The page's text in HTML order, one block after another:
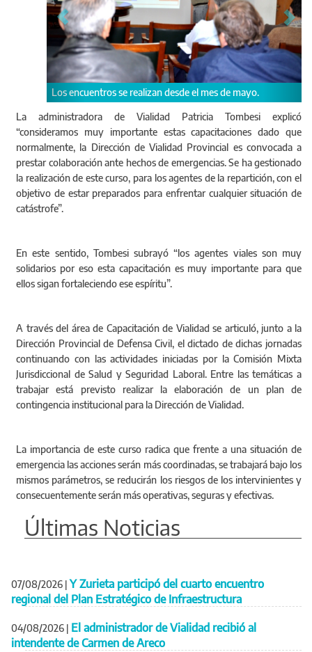
realizan desde el mes de mayo.
Entre las actividades está
La administradora de Vialidad Patricia Tombesi explicó
“consideramos muy importante estas capacitaciones dado que
normalmente, la Dirección de Vialidad Provincial es convocada a
prestar colaboración ante hechos de emergencias. Se ha gestionado
la realización de este curso, para los agentes de la repartición, con el
objetivo de estar preparados para enfrentar cualquier situación de
catástrofe”.
En este sentido, Tombesi subrayó “los agentes viales son muy
solidarios por eso esta capacitación es muy importante para que
ellos sigan fortaleciendo ese espíritu”.
A través del área de Capacitación de Vialidad se articuló, junto a la
Dirección Provincial de Defensa Civil, el dictado de dichas jornadas
continuando con las actividades iniciadas por la Comisión Mixta
Jurisdiccional de Salud y Seguridad Laboral. Entre las temáticas a
trabajar está previsto realizar la elaboración de un plan de
contingencia institucional para la Dirección de Vialidad.
La importancia de este curso radica que frente a una situación de
emergencia las acciones serán más coordinadas, se trabajará bajo los
mismos parámetros, se reducirán los riesgos de los intervinientes y
consecuentemente serán más operativas, seguras y efectivas.
Últimas Noticias
07/08/2026 | Y Zurieta participó del cuarto encuentro
regional del Plan Estratégico de Infraestructura
04/08/2026 | El administrador de Vialidad recibió al
intendente de Carmen de Areco